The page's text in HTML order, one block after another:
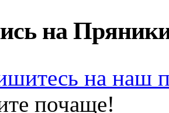
на
на наш
почаще!